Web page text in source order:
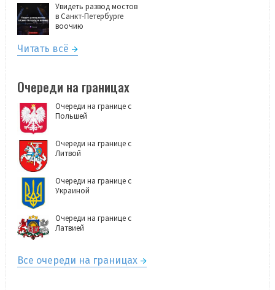
Увидеть развод мостов
в Санкт-Петербурге
воочию
Читать всё
Очереди на границах
Очереди на границе с
Польшей
Очереди на границе с
Литвой
Очереди на границе с
Украиной
Очереди на границе с
Латвией
Все очереди на границах